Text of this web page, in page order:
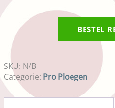
BESTEL
SKU: N/B
Categorie: Pro Ploegen